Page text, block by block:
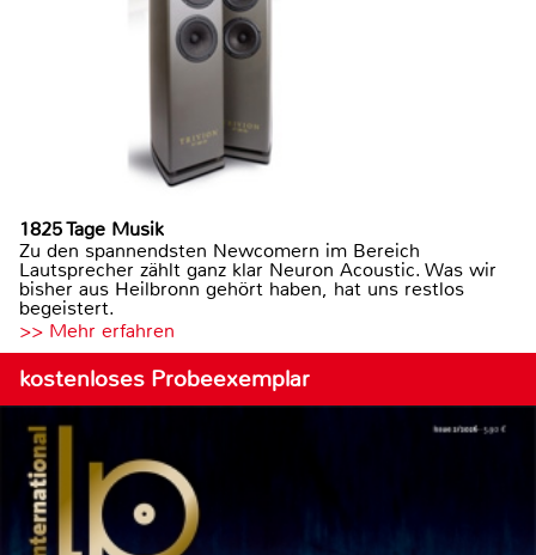
1825 Tage Musik
Zu den spannendsten Newcomern im Bereich
Lautsprecher zählt ganz klar Neuron Acoustic. Was wir
bisher aus Heilbronn gehört haben, hat uns restlos
begeistert.
>> Mehr erfahren
kostenloses Probeexemplar